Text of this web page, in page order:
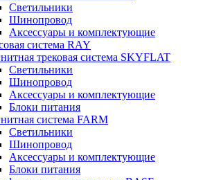
Светильники
Шинопровод
Аксессуары и комплектующие
система RAY
трековая система SKYFLAT
Светильники
Шинопровод
Аксессуары и комплектующие
Блоки питания
система FARM
Светильники
Шинопровод
Аксессуары и комплектующие
Блоки питания